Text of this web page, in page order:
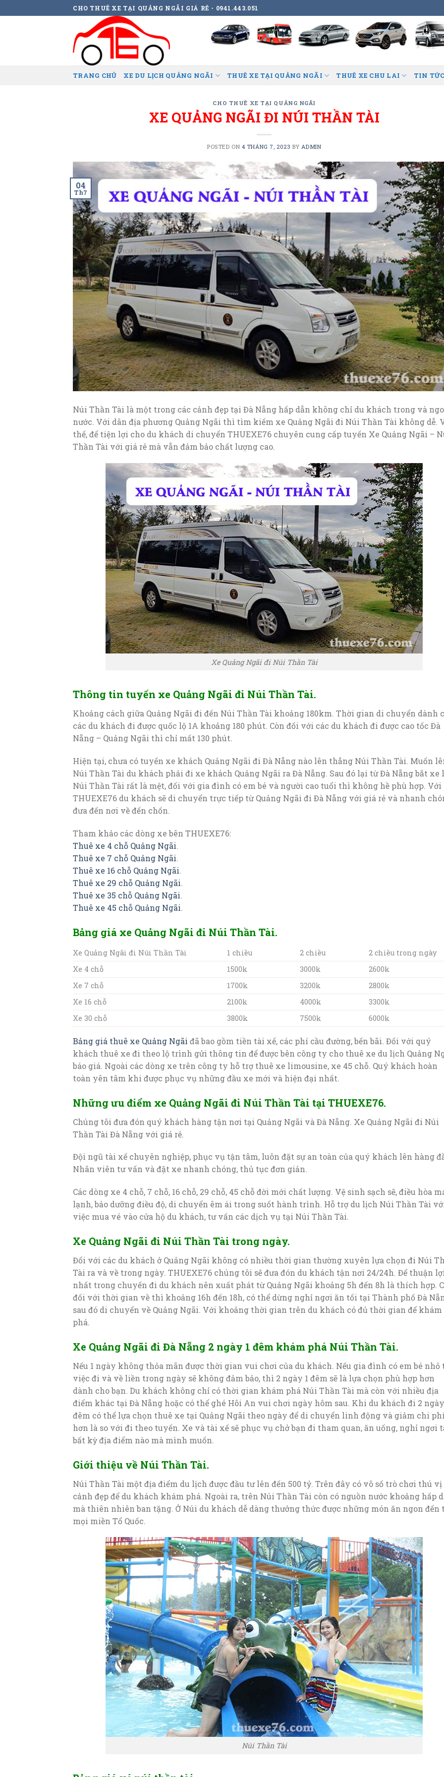
to
CHO THUÊ XE TẠI QUẢNG NGÃI GIÁ RẺ - 0941.443.051
TRANG CHỦ XE DU LỊCH QUẢNG NGÃI THUÊ XE TẠI QUẢNG NGÃI THUÊ XE CHU LAI TIN
CHO THUÊ XE TẠI QUẢNG NGÃI
XE QUẢNG NGÃI ĐI NÚI THẦN TÀI
POSTED ON 4 THÁNG 7, 2023 BY ADMIN
04
Th7
Núi Thần Tài là một trong các cảnh đẹp tại Đà Nẵng hấp dẫn không chỉ du khách trong và
nước. Với dân địa phương Quảng Ngãi thì tìm kiếm xe Quảng Ngãi đi Núi Thần Tài không dễ.
thế, để tiện lợi cho du khách di chuyển THUEXE76 chuyên cung cấp tuyến Xe Quảng Ngãi –
Thần Tài với giá rẻ mà vẫn đảm bảo chất lượng cao.
Xe Quảng Ngãi đi Núi Thần Tài
Thông tin tuyến xe Quảng Ngãi đi Núi Thần Tài.
Khoảng cách giữa Quảng Ngãi đi đến Núi Thần Tài khoảng 180km. Thời gian di chuyển dành
các du khách đi được quốc lộ 1A khoảng 180 phút. Còn đối với các du khách đi được cao tốc Đà
Nẵng – Quảng Ngãi thì chỉ mất 130 phút.
Hiện tại, chưa có tuyến xe khách Quảng Ngãi đi Đà Nẵng nào lên thẳng Núi Thần Tài. Muốn
Núi Thần Tài du khách phải đi xe khách Quảng Ngãi ra Đà Nẵng. Sau đó lại từ Đà Nẵng bắt xe
Núi Thần Tài rất là mệt, đối với gia đình có em bé và người cao tuổi thì không hề phù hợp. Với
THUEXE76 du khách sẽ di chuyển trực tiếp từ Quảng Ngãi đi Đà Nẵng với giá rẻ và nhanh
đưa đến nơi về đến chốn.
Tham khảo các dòng xe bên THUEXE76:
Thuê xe 4 chỗ Quảng Ngãi.
Thuê xe 7 chỗ Quảng Ngãi.
Thuê xe 16 chỗ Quảng Ngãi.
Thuê xe 29 chỗ Quảng Ngãi.
Thuê xe 35 chỗ Quảng Ngãi.
Thuê xe 45 chỗ Quảng Ngãi.
Bảng giá xe Quảng Ngãi đi Núi Thần Tài.
Xe Quảng Ngãi đi Núi Thần Tài 1 chiều 2 chiều
2 chiều trong ngày
Xe 4 chỗ
1500k 3000k
2600k
Xe 7 chỗ
1700k 3200k
2800k
Xe 16 chỗ
2100k 4000k
3300k
Xe 30 chỗ
3800k 7500k 6000k
Bảng giá thuê xe Quảng Ngãi đã bao gồm tiền tài xế, các phí cầu đường, bến bãi. Đối với quý
khách thuê xe đi theo lộ trình gửi thông tin để được bên công ty cho thuê xe du lịch Quảng
báo giá. Ngoài các dòng xe trên công ty hỗ trợ thuê xe limousine, xe 45 chỗ. Quý khách hoàn
toàn yên tâm khi được phục vụ những đầu xe mới và hiện đại nhất.
Những ưu điểm xe Quảng Ngãi đi Núi Thần Tài tại THUEXE76.
Chúng tôi đưa đón quý khách hàng tận nơi tại Quảng Ngãi và Đà Nẵng. Xe Quảng Ngãi đi Núi
Thần Tài Đà Nẵng với giá rẻ.
Đội ngũ tài xế chuyên nghiệp, phục vụ tận tâm, luôn đặt sự an toàn của quý khách lên hàng
Nhân viên tư vấn và đặt xe nhanh chóng, thủ tục đơn giản.
Các dòng xe 4 chỗ, 7 chỗ, 16 chỗ, 29 chỗ, 45 chỗ đời mới chất lượng. Vệ sinh sạch sẽ, điều hòa
lạnh, bảo dưỡng điều độ, di chuyển êm ái trong suốt hành trình. Hỗ trợ du lịch Núi Thần Tài
việc mua vé vào cửa hộ du khách, tư vấn các dịch vụ tại Núi Thần Tài.
Xe Quảng Ngãi đi Núi Thần Tài trong ngày.
Đối với các du khách ở Quảng Ngãi không có nhiều thời gian thường xuyên lựa chọn đi Núi
Tài ra và về trong ngày. THUEXE76 chúng tôi sẽ đưa đón du khách tận nơi 24/24h. Để thuận
nhất trong chuyến đi du khách nên xuất phát từ Quảng Ngãi khoảng 5h đến 8h là thích hợp.
đối với thời gian về thì khoảng 16h đến 18h, có thể dừng nghỉ ngơi ăn tối tại Thành phố Đà
sau đó di chuyển về Quảng Ngãi. Với khoảng thời gian trên du khách có đủ thời gian để khám
phá.
Xe Quảng Ngãi đi Đà Nẵng 2 ngày 1 đêm khám phá Núi Thần Tài.
Nếu 1 ngày không thỏa mãn được thời gian vui chơi của du khách. Nếu gia đình có em bé nhỏ
việc đi và về liền trong ngày sẽ không đảm bảo, thì 2 ngày 1 đêm sẽ là lựa chọn phù hợp hơn
dành cho bạn. Du khách không chỉ có thời gian khám phá Núi Thần Tài mà còn với nhiều địa
điểm khác tại Đà Nẵng hoặc có thể ghé Hôi An vui chơi ngày hôm sau. Khi du khách đi 2
đêm có thể lựa chọn thuê xe tại Quảng Ngãi theo ngày để di chuyển linh động và giảm chi
hơn là so với đi theo tuyến. Xe và tài xế sẽ phục vụ chở bạn đi tham quan, ăn uống, nghỉ ngơi
bất kỳ địa điểm nào mà mình muốn.
Giới thiệu về Núi Thần Tài.
Núi Thần Tài một địa điểm du lịch được đầu tư lên đến 500 tỷ. Trên đây có vô số trò chơi thú vị
cảnh đẹp để du khách khám phá. Ngoài ra, trên Núi Thần Tài còn có nguồn nước khoảng hấp
mà thiên nhiên ban tặng. Ở Núi du khách dễ dàng thưởng thức được những món ăn ngon đến
mọi miền Tổ Quốc.
Núi Thần Tài